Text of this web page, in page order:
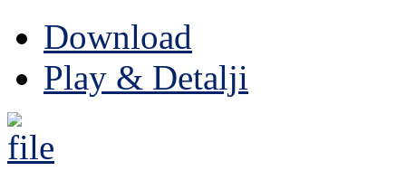
Download
Play & Detalji